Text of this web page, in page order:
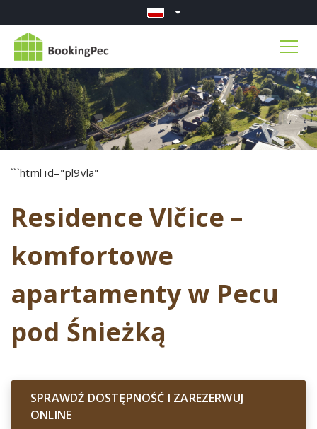
```html id="pl9vla"
Residence Vlčice –
komfortowe
apartamenty w Pecu
pod Śnieżką
SPRAWDŹ DOSTĘPNOŚĆ I ZAREZERWUJ
ONLINE